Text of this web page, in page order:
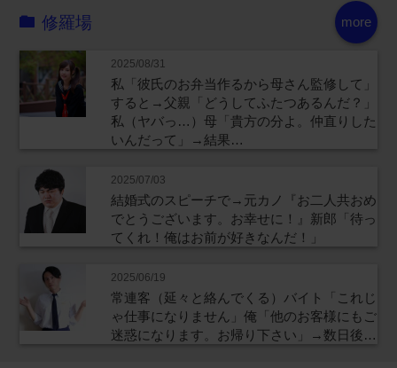
more
修羅場
2025/08/31
私「彼氏のお弁当作るから母さん監修して」
すると→父親「どうしてふたつあるんだ？」
私（ヤバっ…）母「貴方の分よ。仲直りした
いんだって」→結果…
2025/07/03
結婚式のスピーチで→元カノ『お二人共おめ
でとうございます。お幸せに！』新郎「待っ
てくれ！俺はお前が好きなんだ！」
2025/06/19
常連客（延々と絡んでくる）バイト「これじ
ゃ仕事になりません」俺「他のお客様にもご
迷惑になります。お帰り下さい」→数日後…